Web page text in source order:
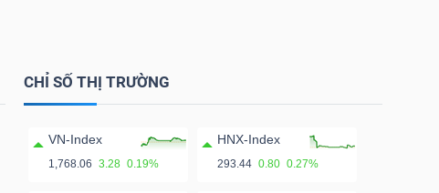
CHỈ SỐ THỊ TRƯỜNG
VN-Index
1,768.06 3.28 0.19%
HNX-Index
293.44 0.80 0.27%